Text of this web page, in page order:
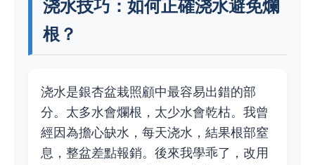
浇水技巧：如何正確浇水避免爛
根？
浇水是銀杏盆栽照顧中最容易出錯的部
分。太多水會爛根，太少水會乾枯。我曾
經因為擔心缺水，每天浇水，結果根部窒
息，整盆差點報銷。後來我學乖了，改用